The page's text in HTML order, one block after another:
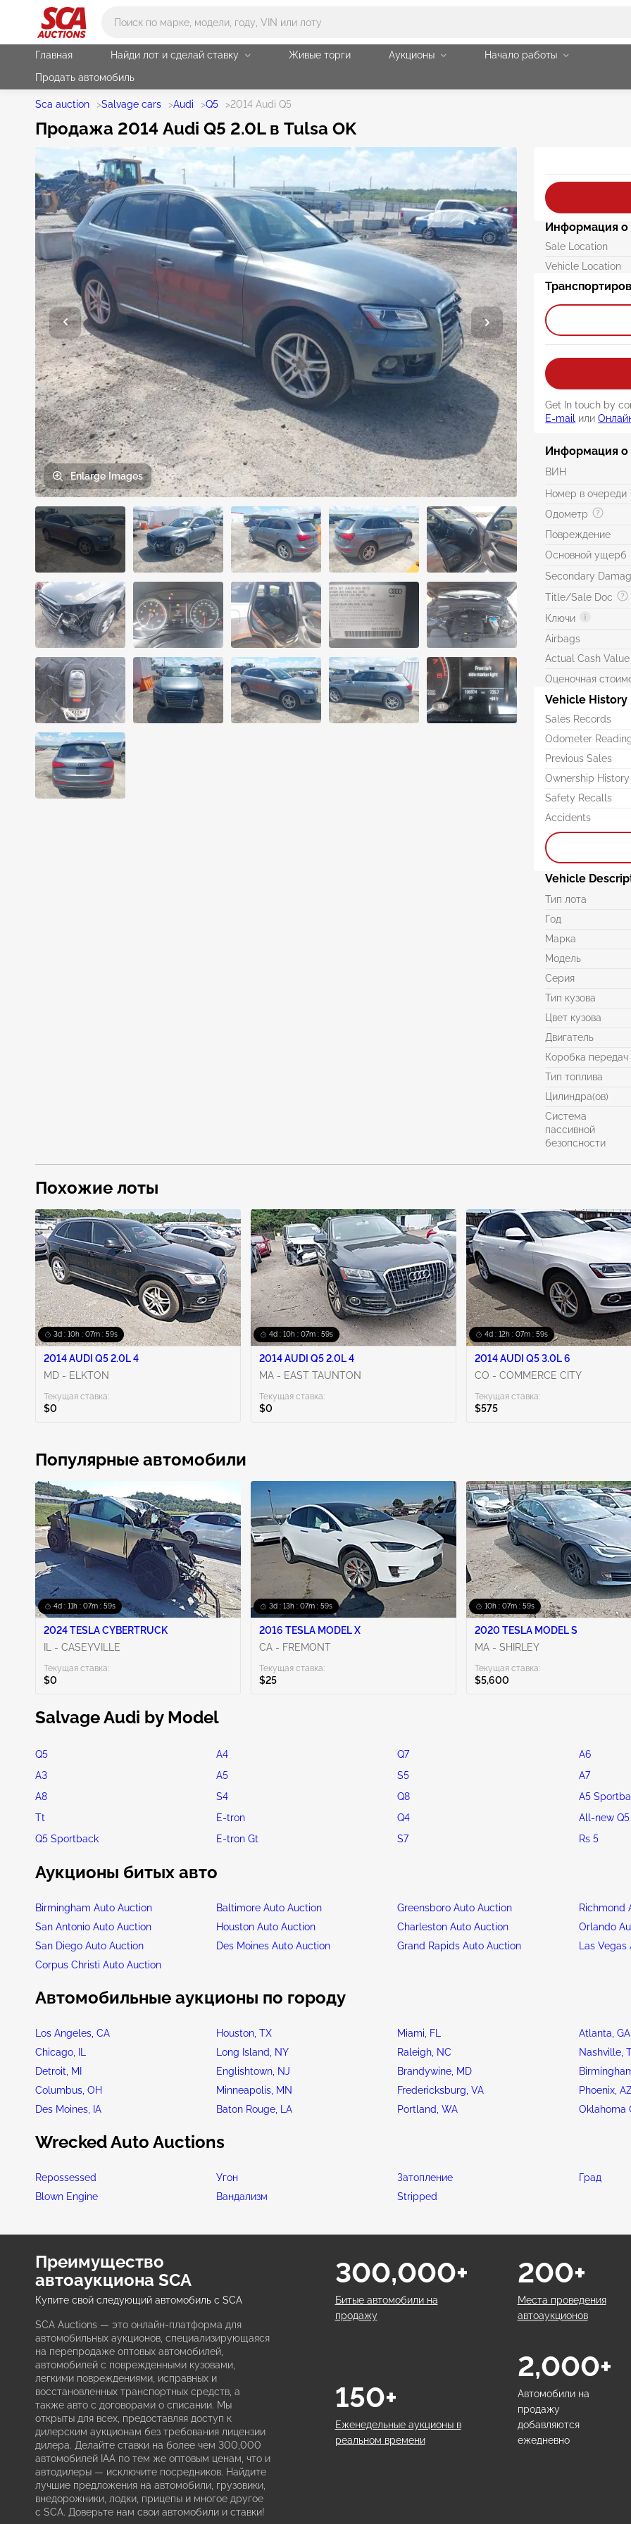
Главная Найди лот и сделай ставку Живые торги Аукционы
Начало работы
Продать автомобиль
Sca auction >Salvage cars >Audi >Q5 >2014 Audi Q5
Продажа 2014 Audi Q5 2.0L в Tulsa OK
Enlarge Images
Информация о
Sale Location
Vehicle Location
Get In touch by
E-mail
или
Информация о
ВИН
Номер в очереди
Одометр
Повреждение
Основной ущерб
Secondary
Title/Sale Doc
Ключи
Airbags
Actual Cash Value
Оценочная
Vehicle History
Sales Records
Odometer
Previous Sales
Ownership History
Safety Recalls
Accidents
Vehicle
Тип лота
Год
Марка
Модель
Серия
Тип кузова
Цвет кузова
Двигатель
Коробка передач
Тип топлива
Цилиндра(ов)
Система
пассивной
безопсности
Похожие лоты
3d : 10h : 07m : 58s
2014 AUDI Q5 2.0L 4
MD - ELKTON
Текущая ставка:
$0
4d : 10h : 07m : 58s
2014 AUDI Q5 2.0L 4
MA - EAST TAUNTON
Текущая ставка:
$0
4d : 12h : 07m : 58s
2014 AUDI Q5 3.0L 6
CO - COMMERCE CITY
Текущая ставка:
$575
Популярные автомобили
4d : 11h : 07m : 58s
2024 TESLA CYBERTRUCK
IL - CASEYVILLE
Текущая ставка:
$0
3d : 13h : 07m : 58s
2016 TESLA MODEL X
CA - FREMONT
Текущая ставка:
$25
10h : 07m : 58s
2020 TESLA MODEL S
MA - SHIRLEY
Текущая ставка:
$5,600
Salvage Audi by Model
Q5 A4 Q7 A6
A3
A5 S5 A7
A8
S4 Q8 A5
Tt
E-tron Q4 All-new Q5
Q5 Sportback
E-tron Gt S7 Rs 5
Аукционы битых авто
Birmingham Auto Auction Baltimore Auto Auction Greensboro Auto Auction Richmond
San Antonio Auto Auction
Houston Auto Auction Charleston Auto Auction Orlando
San Diego Auto Auction
Des Moines Auto Auction Grand Rapids Auto Auction Las
Corpus Christi Auto Auction
Автомобильные аукционы по городу
Los Angeles, CA Houston, TX Miami, FL Atlanta, GA
Chicago, IL
Long Island, NY Raleigh, NC Nashville,
Detroit, MI
Englishtown, NJ Brandywine, MD
Columbus, OH
Minneapolis, MN Fredericksburg, VA Phoenix,
Des Moines, IA
Baton Rouge, LA Portland, WA Oklahoma
Wrecked Auto Auctions
Repossessed Угон Затопление Град
Blown Engine
Вандализм Stripped
Преимущество
автоаукциона SCA
Купите свой следующий автомобиль с SCA
SCA Auctions — это онлайн-платформа для
автомобильных аукционов, специализирующаяся
на перепродаже оптовых автомобилей,
автомобилей с поврежденными кузовами,
легкими повреждениями, исправных и
восстановленных транспортных средств, а
также авто с договорами о списании. Мы
открыты для всех, предоставляя доступ к
дилерским аукционам без требования лицензии
дилера. Делайте ставки на более чем 300,000
автомобилей IAA по тем же оптовым ценам, что и
автодилеры — исключите посредников. Найдите
лучшие предложения на автомобили, грузовики,
внедорожники, лодки, прицепы и многое другое
с SCA. Доверьте нам свои автомобили и ставки!
Битые автомобили на
продажу
300,000+
Места проведения
автоаукционов
200+
Еженедельные аукционы в
реальном времени
150+
Автомобили на
продажу
добавляются
ежедневно
2,000+